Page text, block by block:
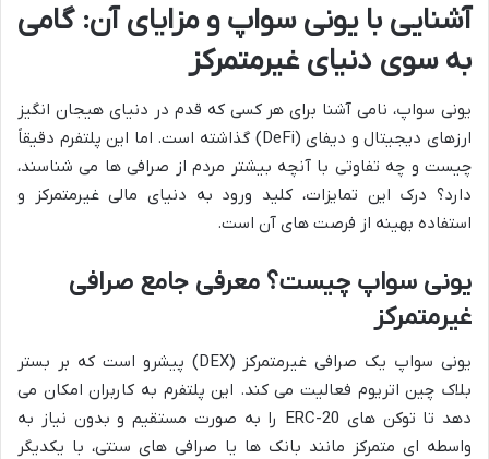
آشنایی با یونی سواپ و مزایای آن: گامی
به سوی دنیای غیرمتمرکز
یونی سواپ، نامی آشنا برای هر کسی که قدم در دنیای هیجان انگیز
ارزهای دیجیتال و دیفای (DeFi) گذاشته است. اما این پلتفرم دقیقاً
چیست و چه تفاوتی با آنچه بیشتر مردم از صرافی ها می شناسند،
دارد؟ درک این تمایزات، کلید ورود به دنیای مالی غیرمتمرکز و
استفاده بهینه از فرصت های آن است.
یونی سواپ چیست؟ معرفی جامع صرافی
غیرمتمرکز
یونی سواپ یک صرافی غیرمتمرکز (DEX) پیشرو است که بر بستر
بلاک چین اتریوم فعالیت می کند. این پلتفرم به کاربران امکان می
دهد تا توکن های ERC-20 را به صورت مستقیم و بدون نیاز به
واسطه ای متمرکز مانند بانک ها یا صرافی های سنتی، با یکدیگر